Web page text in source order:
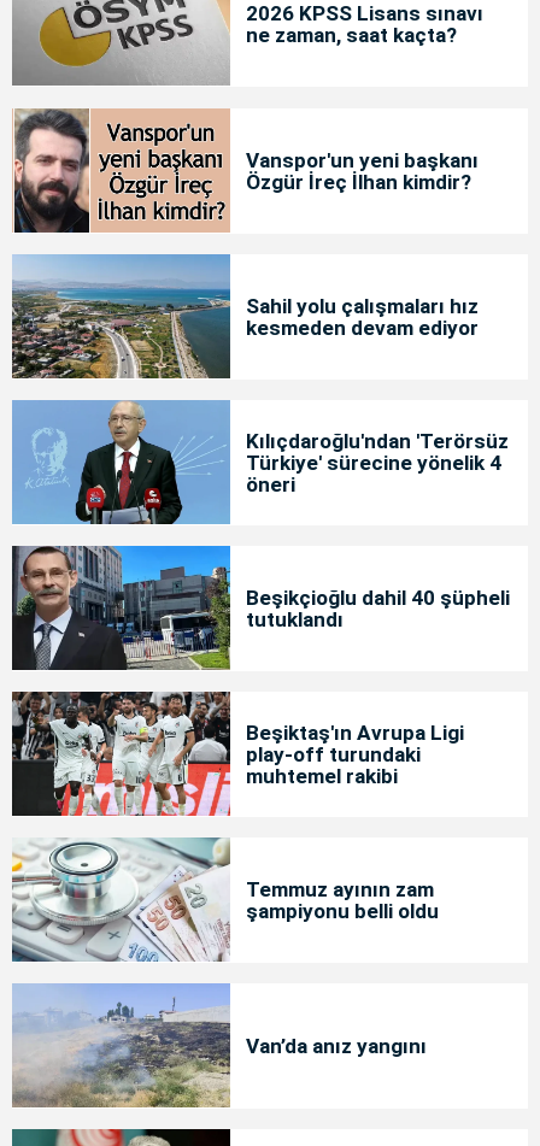
2026 KPSS Lisans sınavı
ne zaman, saat kaçta?
Vanspor'un yeni başkanı
Özgür İreç İlhan kimdir?
Sahil yolu çalışmaları hız
kesmeden devam ediyor
Kılıçdaroğlu'ndan 'Terörsüz
Türkiye' sürecine yönelik 4
öneri
Beşikçioğlu dahil 40 şüpheli
tutuklandı
Beşiktaş'ın Avrupa Ligi
play-off turundaki
muhtemel rakibi
Temmuz ayının zam
şampiyonu belli oldu
Van’da anız yangını